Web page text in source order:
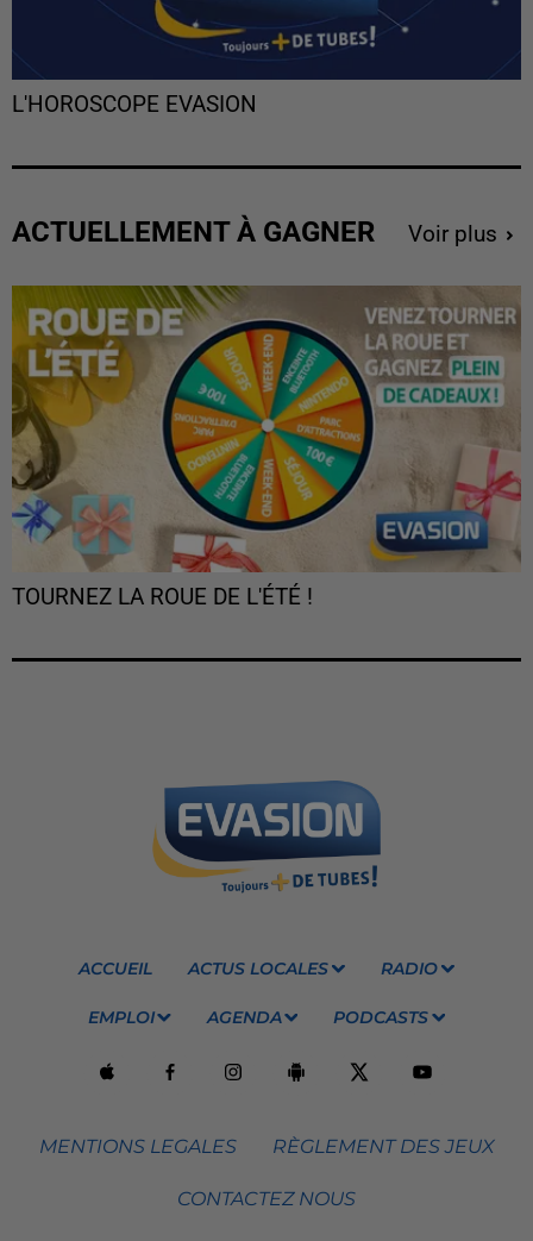
L'HOROSCOPE EVASION
ACTUELLEMENT À GAGNER Voir plus
TOURNEZ LA ROUE DE L'ÉTÉ !
ACCUEIL ACTUS LOCALES RADIO
EMPLOI AGENDA PODCASTS
MENTIONS LEGALES RÈGLEMENT DES JEUX
CONTACTEZ NOUS